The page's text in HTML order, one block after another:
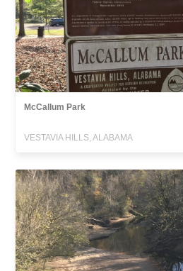
McCallum Park
VESTAVIA HILLS, ALABAMA